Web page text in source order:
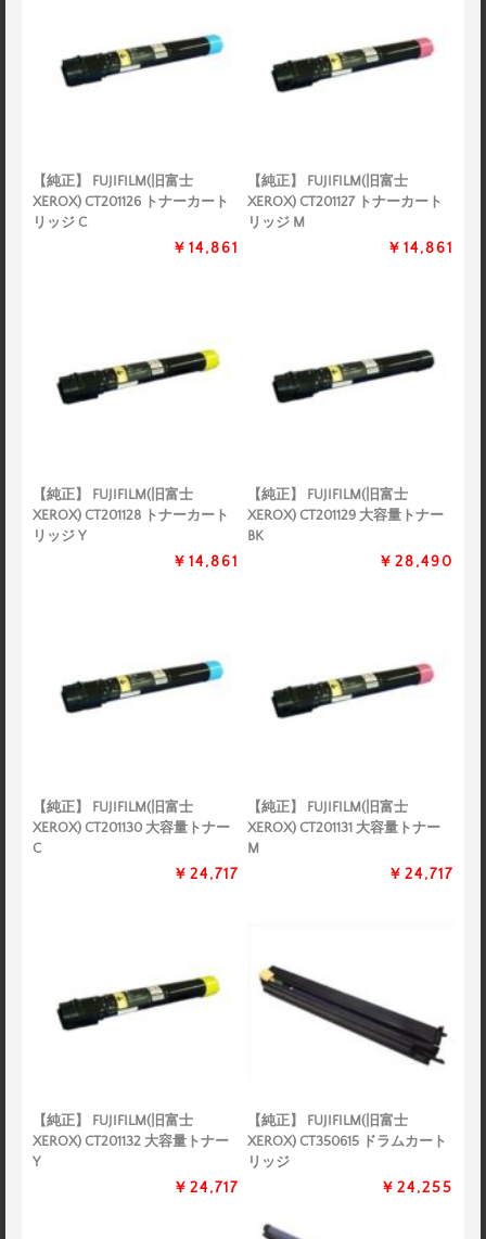
【純正】 FUJIFILM(旧富士
XEROX) CT201126 トナーカート
リッジ C
￥14,861
【純正】 FUJIFILM(旧富士
XEROX) CT201127 トナーカート
リッジ M
￥14,861
【純正】 FUJIFILM(旧富士
XEROX) CT201128 トナーカート
リッジ Y
￥14,861
【純正】 FUJIFILM(旧富士
XEROX) CT201129 大容量トナー
BK
￥28,490
【純正】 FUJIFILM(旧富士
XEROX) CT201130 大容量トナー
C
￥24,717
【純正】 FUJIFILM(旧富士
XEROX) CT201131 大容量トナー
M
￥24,717
【純正】 FUJIFILM(旧富士
XEROX) CT201132 大容量トナー
Y
￥24,717
【純正】 FUJIFILM(旧富士
XEROX) CT350615 ドラムカート
リッジ
￥24,255